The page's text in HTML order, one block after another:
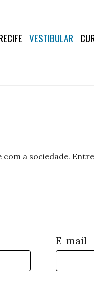
VESTIBULAR
com a sociedade.
E-mail